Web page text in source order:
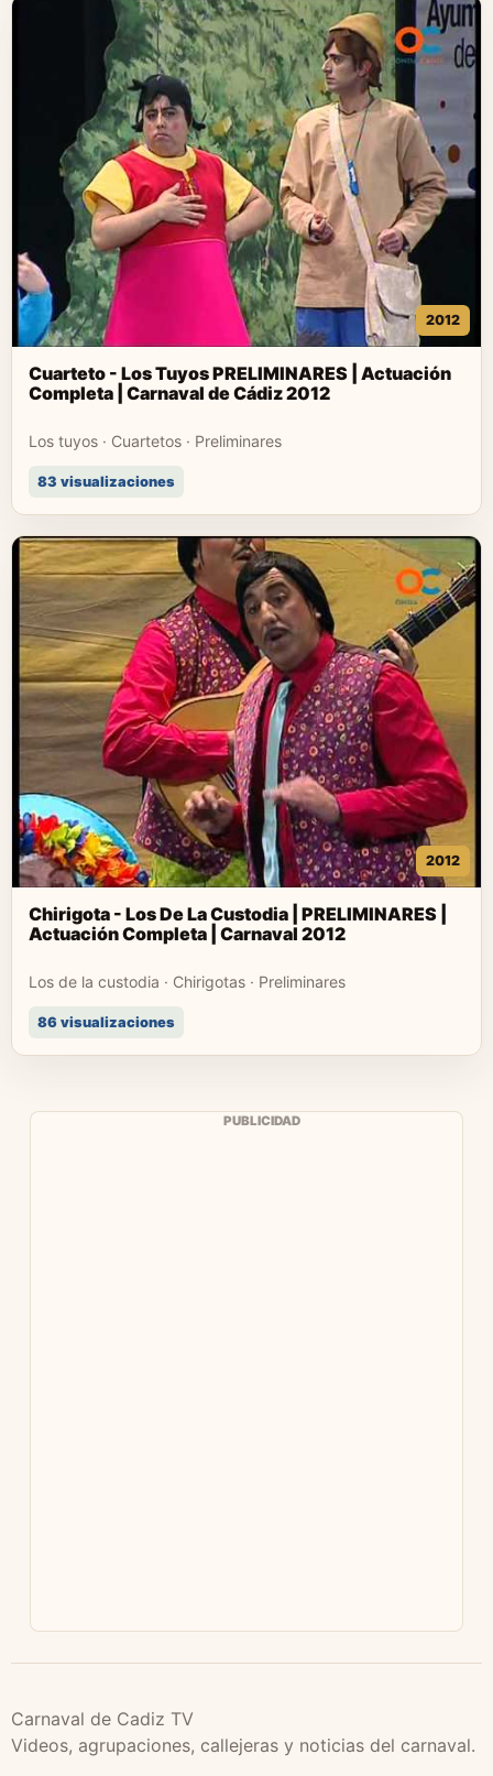
2012
Cuarteto - Los Tuyos PRELIMINARES | Actuación
Completa | Carnaval de Cádiz 2012
Los tuyos · Cuartetos · Preliminares
83 visualizaciones
2012
Chirigota - Los De La Custodia | PRELIMINARES |
Actuación Completa | Carnaval 2012
Los de la custodia · Chirigotas · Preliminares
86 visualizaciones
PUBLICIDAD
Carnaval de Cadiz TV
Videos, agrupaciones, callejeras y noticias del carnaval.